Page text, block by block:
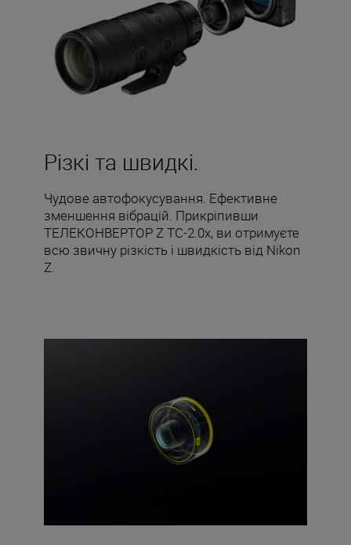
Різкі та швидкі.
Чудове автофокусування. Ефективне
зменшення вібрацій. Прикріпивши
ТЕЛЕКОНВЕРТОР Z TC-2.0x, ви отримуєте
всю звичну різкість і швидкість від Nikon
Z.